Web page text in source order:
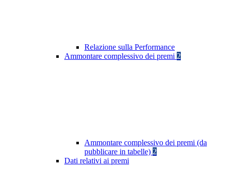
Relazione sulla Performance
Ammontare complessivo dei premi 2
Ammontare complessivo dei premi (da
pubblicare in tabelle) 2
Dati relativi ai premi